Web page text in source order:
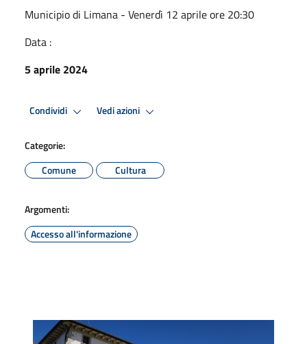
Municipio di Limana - Venerdì 12 aprile ore 20:30
Data :
5 aprile 2024
Condividi Vedi azioni
Categorie:
Comune
Cultura
Argomenti:
Accesso all'informazione